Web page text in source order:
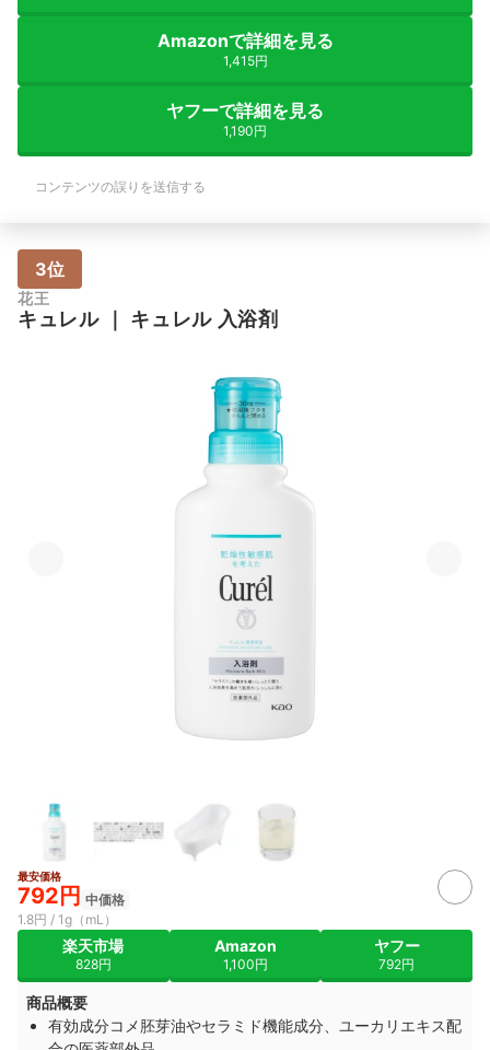
Amazonで詳細を見る
1,415円
ヤフーで詳細を見る
1,190円
コンテンツの誤りを送信する
3位
花王
キュレル｜ キュレル 入浴剤
最安価格
792円 中価格
1.8円 / 1g（mL）
楽天市場
828円
Amazon
1,100円
ヤフー
792円
商品概要
有効成分コメ胚芽油やセラミド機能成分、ユーカリエキス配